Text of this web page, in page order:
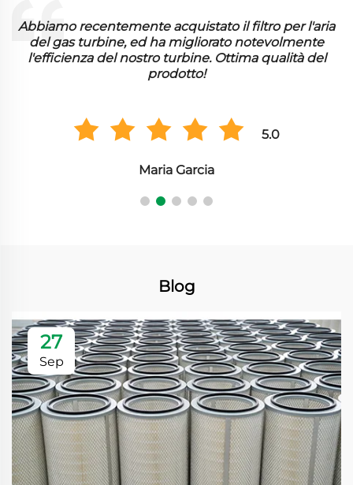
il filtro per l'aria
notevolmente
qualità del
La carta filtrante piegata funziona
bene nella nostra struttura. Cattura
modo efficiente e abbiamo
differenza nel
Blog
27
Sep